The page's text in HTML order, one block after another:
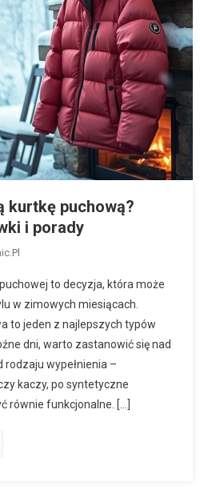
kurtkę puchową?
i porady
to decyzja, która może
w zimowych miesiącach.
to jeden z najlepszych typów
dni, warto zastanowić się nad
rodzaju wypełnienia –
kaczy, po syntetyczne
równie funkcjonalne. […]